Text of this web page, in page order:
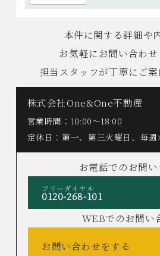
本件に関する詳細や
お気軽にお問い合わせ
担当スタッフが丁寧にご案
株式会社One&One不動産
営業時間：10:00〜18:00
定休日：第一、第三火曜日、毎週
お電話でのお問
フリーダイヤル
0120-268-101
WEBでのお問い
お問い合わせをする